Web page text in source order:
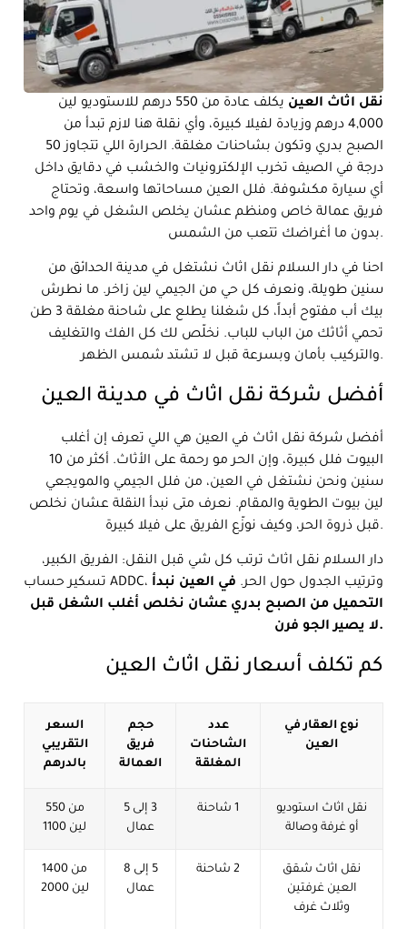
نقل اثاث العين
يكلف عادة من 550 درهم للاستوديو لين
4,000 درهم وزيادة لفيلا كبيرة، وأي نقلة هنا لازم تبدأ من
الصبح بدري وتكون بشاحنات مغلقة. الحرارة اللي تتجاوز 50
درجة في الصيف تخرب الإلكترونيات والخشب في دقايق داخل
أي سيارة مكشوفة. فلل العين مساحاتها واسعة، وتحتاج
فريق عمالة خاص ومنظم عشان يخلص الشغل في يوم واحد
بدون ما أغراضك تتعب من الشمس.
احنا في دار السلام نقل اثاث نشتغل في مدينة الحدائق من
سنين طويلة، ونعرف كل حي من الجيمي لين زاخر. ما نطرش
بيك أب مفتوح أبداً، كل شغلنا يطلع على شاحنة مغلقة 3 طن
تحمي أثاثك من الباب للباب. نخلّص لك كل الفك والتغليف
والتركيب بأمان وبسرعة قبل لا تشتد شمس الظهر.
أفضل شركة نقل اثاث في مدينة العين
أفضل شركة نقل اثاث في العين هي اللي تعرف إن أغلب
البيوت فلل كبيرة، وإن الحر مو رحمة على الأثاث. أكثر من 10
سنين ونحن نشتغل في العين، من فلل الجيمي والمويجعي
لين بيوت الطوية والمقام. نعرف متى نبدأ النقلة عشان نخلص
قبل ذروة الحر، وكيف نوزّع الفريق على فيلا كبيرة.
دار السلام نقل اثاث ترتب كل شي قبل النقل: الفريق الكبير،
تسكير حساب ADDC، وترتيب الجدول حول الحر. في العين نبدأ
التحميل من الصبح بدري عشان نخلص أغلب الشغل قبل
لا يصير الجو فرن.
كم تكلف أسعار نقل اثاث العين
نوع العقار في
العين
عدد
الشاحنات
المغلقة
حجم
فريق
العمالة
السعر
التقريبي
بالدرهم
نقل اثاث استوديو
أو غرفة وصالة
1 شاحنة
3 إلى 5
عمال
من 550
لين 1100
نقل اثاث شقق
العين غرفتين
وثلاث غرف
2 شاحنة
5 إلى 8
عمال
من 1400
لين 2000